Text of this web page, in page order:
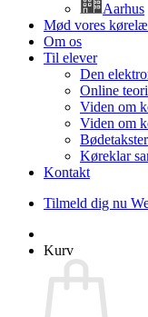
Aarhus
Mød vores
Om os
Til elever
Den
Online
Viden om
Viden om
Bødetakster
Køreklar
Kontakt
Tilmeld dig nu
Kurv